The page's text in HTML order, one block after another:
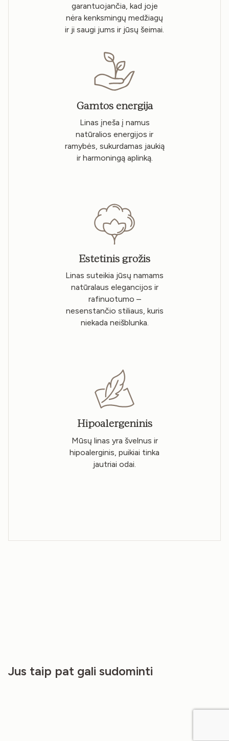
garantuojančia, kad joje
nėra kenksmingų medžiagų
ir ji saugi jums ir jūsų šeimai.
Gamtos energija
Linas įneša į namus
natūralios energijos ir
ramybės, sukurdamas jaukią
ir harmoningą aplinką.
Estetinis grožis
Linas suteikia jūsų namams
natūralaus elegancijos ir
rafinuotumo –
nesenstančio stiliaus, kuris
niekada neišblunka.
Hipoalergeninis
Mūsų linas yra švelnus ir
hipoalerginis, puikiai tinka
jautriai odai.
Jus taip pat gali sudominti